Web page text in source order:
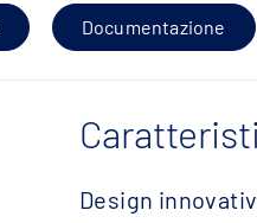
Documentazione
Design